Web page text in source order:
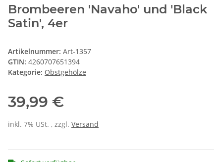
Brombeeren 'Navaho' und 'Black
Satin', 4er
Artikelnummer: Art-1357
GTIN: 4260707651394
Kategorie: Obstgehölze
39,99 €
inkl. 7% USt. , zzgl. Versand